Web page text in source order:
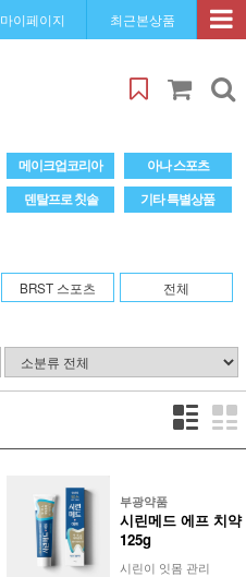
마이페이지 최근본상품
메이크업코리아
아나 스포츠
덴탈프로 칫솔 기타 특별상품
BRST 스포츠
전체
부광약품
시린메드 에프 치약
125g
시린이 잇몸 관리